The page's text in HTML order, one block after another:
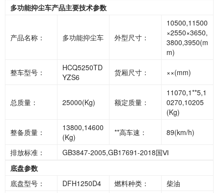
多功能抑尘车产品主要技术参数
产品名称： 多功能抑尘车 外型尺寸：
10500,11500
×2550×3650,
3800,3950(m
m)
整车型号：
HCQ5250TD
YZS6
货厢尺寸： ××(mm)
总质量： 25000(Kg) 额定质量：
11070,1**5,1
0270,10205
(Kg)
整备质量：
13800,14600
(Kg)
**高车速： 89(km/h)
排放标准：
GB3847-2005,GB17691-2018国Ⅵ
底盘参数
底盘型号：
DFH1250D4 燃料种类： 柴油